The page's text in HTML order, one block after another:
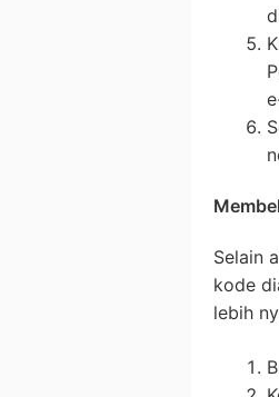
Selain
kode
lebih